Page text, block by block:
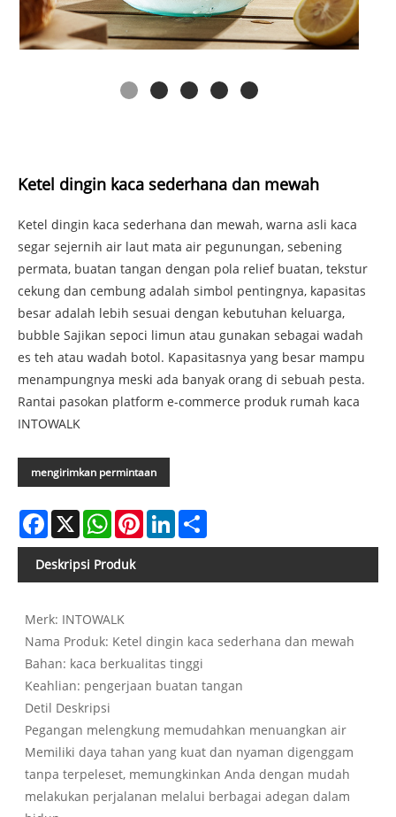
Ketel dingin kaca sederhana dan mewah
Ketel dingin kaca sederhana dan mewah, warna asli kaca
segar sejernih air laut mata air pegunungan, sebening
permata, buatan tangan dengan pola relief buatan, tekstur
cekung dan cembung adalah simbol pentingnya, kapasitas
besar adalah lebih sesuai dengan kebutuhan keluarga,
bubble Sajikan sepoci limun atau gunakan sebagai wadah
es teh atau wadah botol. Kapasitasnya yang besar mampu
menampungnya meski ada banyak orang di sebuah pesta.
Rantai pasokan platform e-commerce produk rumah kaca
INTOWALK
mengirimkan permintaan
Facebook
X WhatsAppPinterestLinkedIn
Deskripsi Produk
Merk: INTOWALK
Nama Produk: Ketel dingin kaca sederhana dan mewah
Bahan: kaca berkualitas tinggi
Keahlian: pengerjaan buatan tangan
Detil Deskripsi
Pegangan melengkung memudahkan menuangkan air
Memiliki daya tahan yang kuat dan nyaman digenggam
tanpa terpeleset, memungkinkan Anda dengan mudah
melakukan perjalanan melalui berbagai adegan dalam